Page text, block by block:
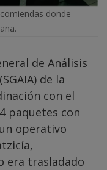
donde
de Análisis
de la
con el
paquetes con
operativo
era trasladado